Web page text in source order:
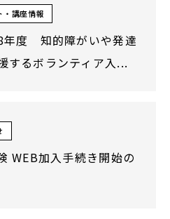
・講座情報
年度 知的障がいや発達
するボランティア入...
WEB加入手続き開始の